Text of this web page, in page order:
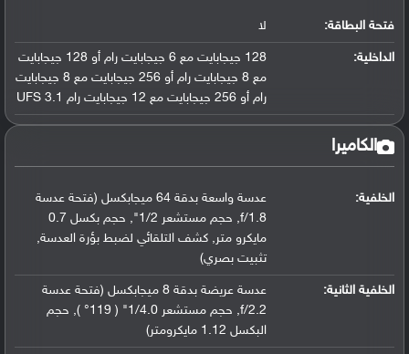
فتحة البطاقة: لا
الداخلية:
128 جيجابايت مع 6 جيجابايت رام أو 128 جيجابايت
مع 8 جيجابايت رام أو 256 جيجابايت مع 8 جيجابايت
رام أو 256 جيجابايت مع 12 جيجابايت رام UFS 3.1
الكاميرا
الخلفية:
عدسة واسعة بدقة 64 ميجابكسل (فتحة عدسة
f/1.8, حجم مستشعر 1/2", حجم بكسل 0.7
مايكرو متر, كشف التلقائي لضبط بؤرة العدسة,
تثبيت بصري)
الخلفية الثانية:
عدسة عريضة بدقة 8 ميجابكسل (فتحة عدسة
f/2.2, حجم مستشعر 1/4.0" ( 119° ), حجم
البكسل 1.12 مايكرومتر)